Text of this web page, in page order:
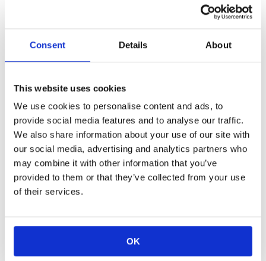
Consent Details About
This website uses cookies
We use cookies to personalise content and ads, to
provide social media features and to analyse our traffic.
We also share information about your use of our site with
our social media, advertising and analytics partners who
may combine it with other information that you’ve
provided to them or that they’ve collected from your use
of their services.
OK
温度
定格
端子部
温度
SR73 1J-RT 125°C
SR73 2A-RT
- 105°C
SR73 2B-RT
0.33W 70°C 125°C
0.5W - 110°C
製品のお問い合わせはこちら
お客様の課題に合わせてご提案します。お気軽にご相談く
ださい。